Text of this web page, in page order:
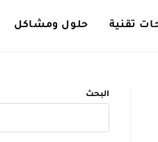
تقنية حلول ومشاكل
البحث